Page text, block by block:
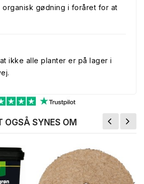
gødning i foråret for at
ikke alle planter er på lager i
OGSÅ SYNES OM